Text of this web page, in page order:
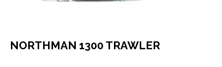
NORTHMAN 1300 TRAWLER